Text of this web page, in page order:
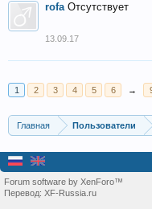
rofa Отсутствует
13.09.17
1 2 3 4 5 6 →
Главная Пользователи
Forum software by XenForo™
Перевод: XF-Russia.ru